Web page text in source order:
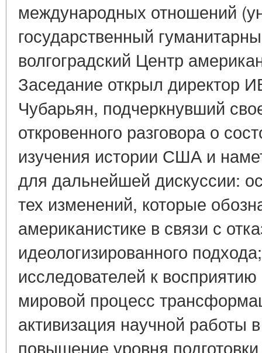
международных отношений
государственный
волгоградский Центр
Заседание открыл директор
Чубарьян, подчеркнувший
откровенного разговора о
изучения истории США и
для дальнейшей дискуссии:
тех изменений, которые
американистике в связи с
идеологизированного
исследователей к
мировой процесс
активизация научной работы
повышение уровня